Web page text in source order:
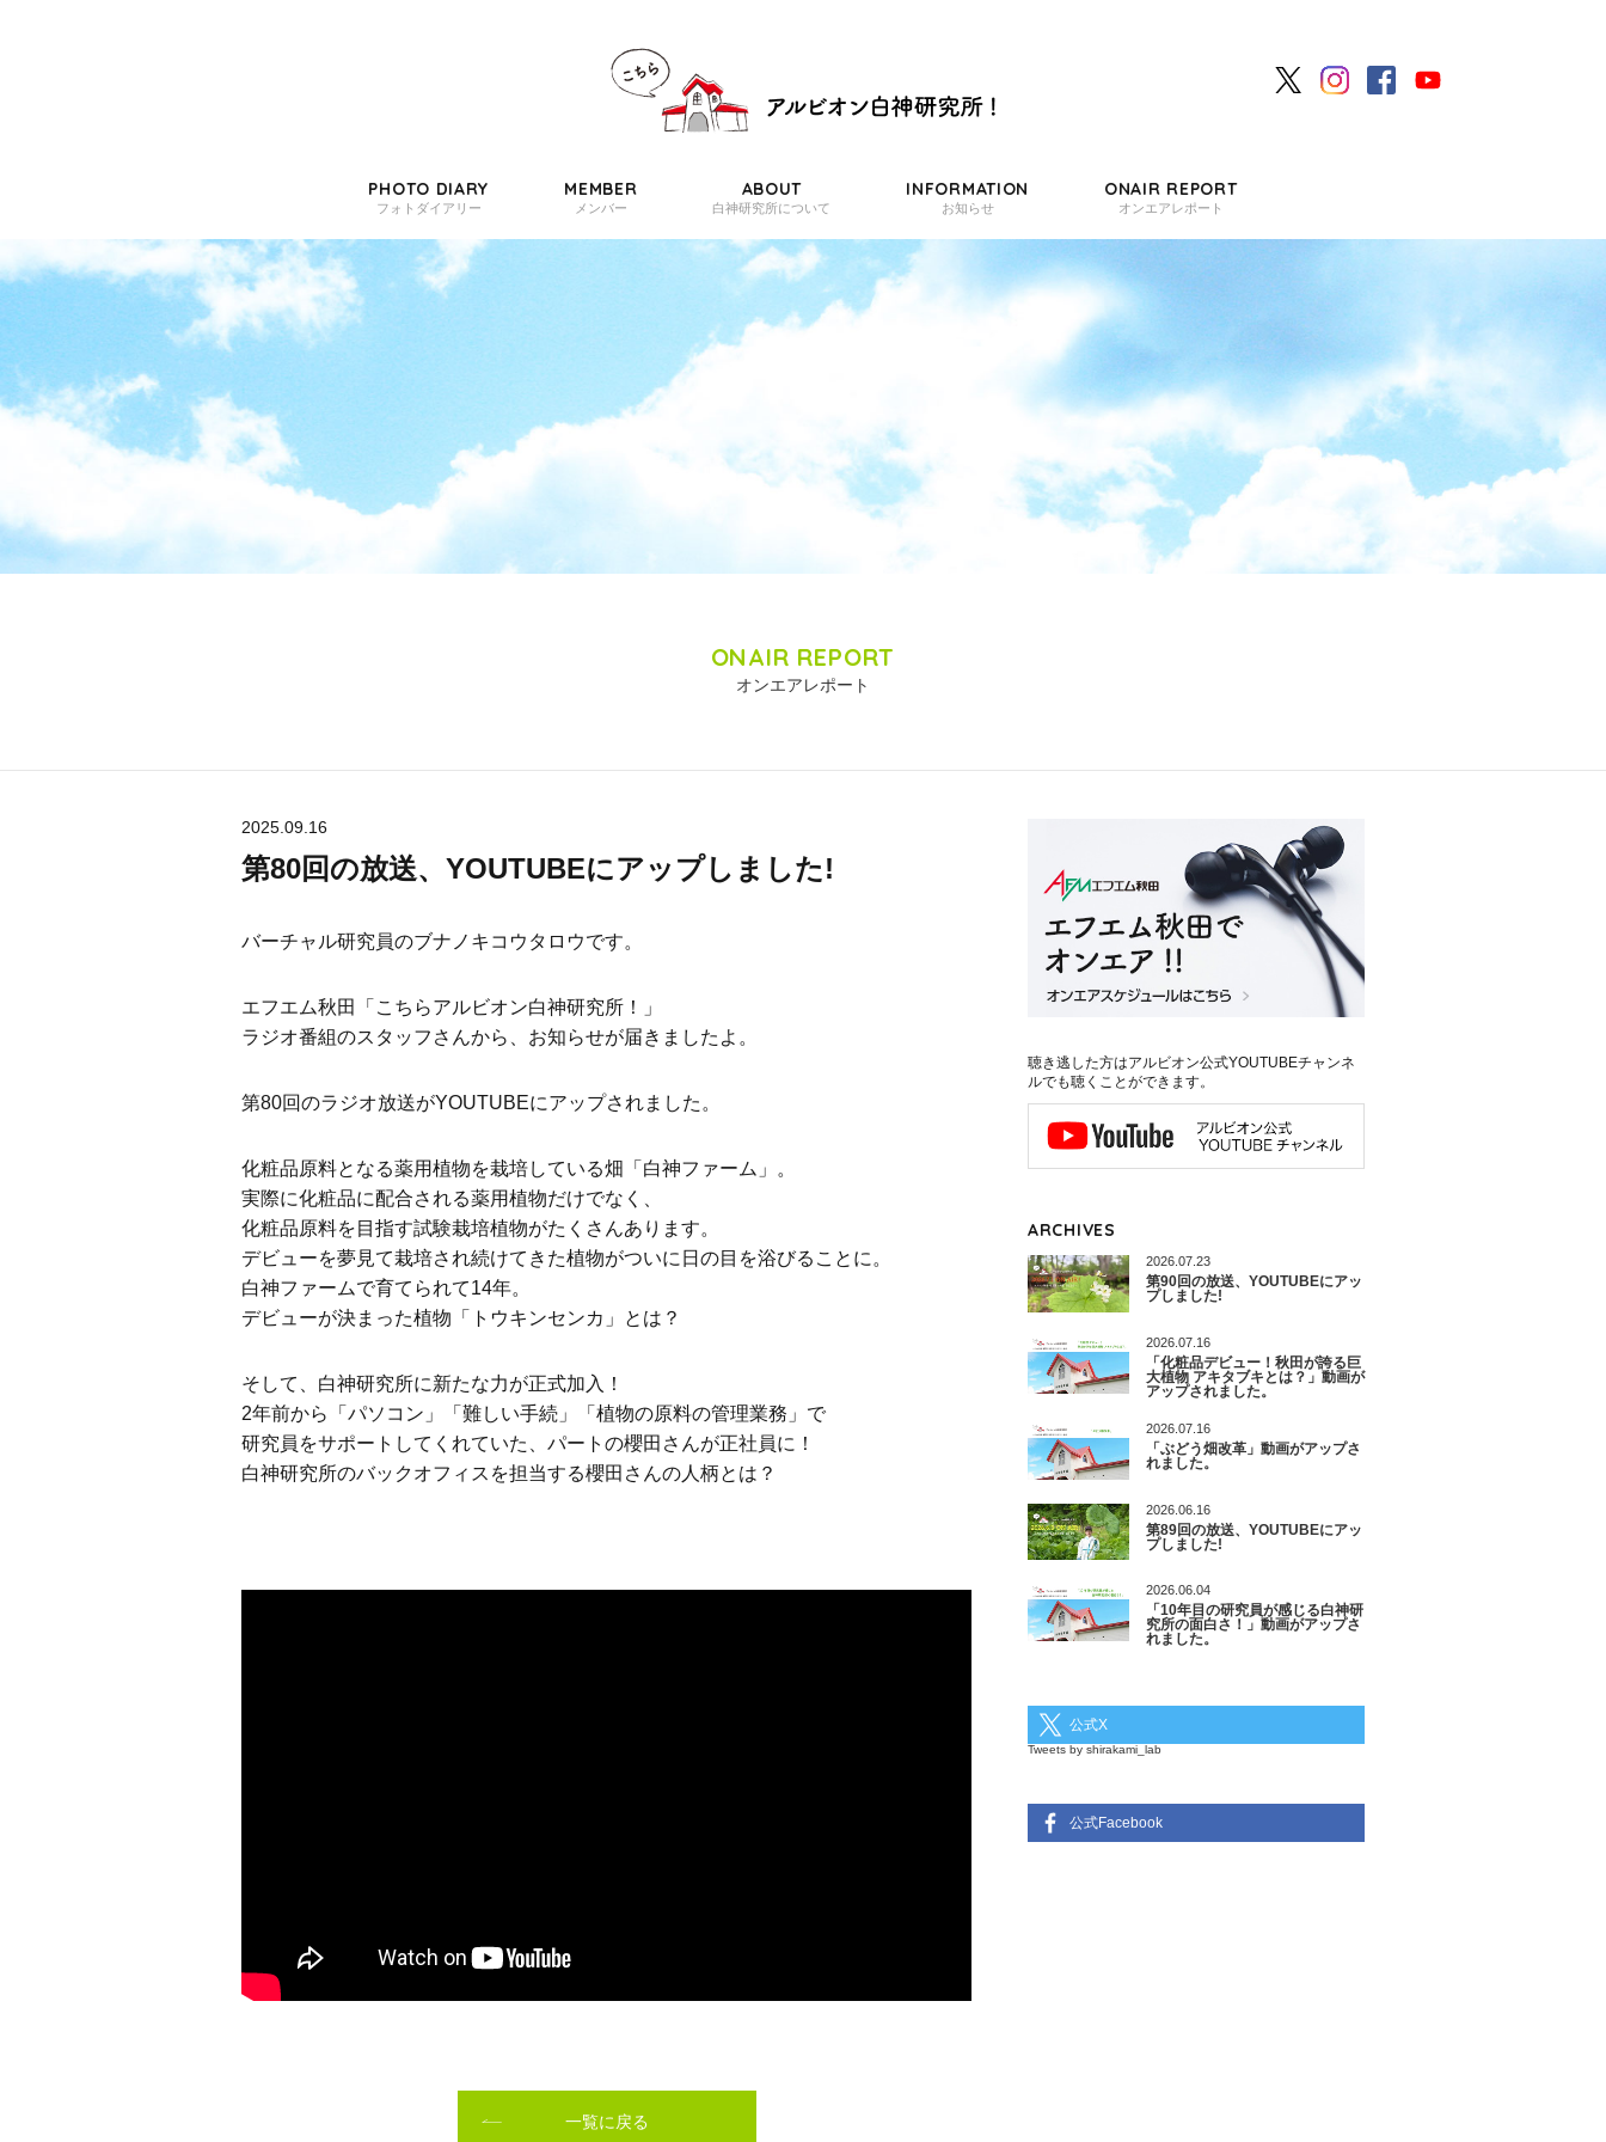
PHOTO DIARY
フォトダイアリー
MEMBER
メンバー
ABOUT
白神研究所について
INFORMATION
お知らせ
ONAIR REPORT
オンエアレポート
ONAIR REPORT
オンエアレポート
2025.09.16
第80回の放送、YOUTUBEにアップしました!
バーチャル研究員のブナノキコウタロウです。
エフエム秋田「こちらアルビオン白神研究所！」
ラジオ番組のスタッフさんから、お知らせが届きましたよ。
第80回のラジオ放送がYOUTUBEにアップされました。
化粧品原料となる薬用植物を栽培している畑「白神ファーム」。
実際に化粧品に配合される薬用植物だけでなく、
化粧品原料を目指す試験栽培植物がたくさんあります。
デビューを夢見て栽培され続けてきた植物がついに日の目を浴びることに。
白神ファームで育てられて14年。
デビューが決まった植物「トウキンセンカ」とは？
そして、白神研究所に新たな力が正式加入！
2年前から「パソコン」「難しい手続」「植物の原料の管理業務」で
研究員をサポートしてくれていた、パートの櫻田さんが正社員に！
白神研究所のバックオフィスを担当する櫻田さんの人柄とは？
一覧に戻る
聴き逃した方はアルビオン公式YOUTUBEチャンネ
ルでも聴くことができます。
ARCHIVES
2026.07.23
第90回の放送、YOUTUBEにアッ
プしました!
2026.07.16
「化粧品デビュー！秋田が誇る巨
大植物 アキタブキとは？」動画が
アップされました。
2026.07.16
「ぶどう畑改革」動画がアップさ
れました。
2026.06.16
第89回の放送、YOUTUBEにアッ
プしました!
2026.06.04
「10年目の研究員が感じる白神研
究所の面白さ！」動画がアップさ
れました。
公式X
Tweets by shirakami_lab
公式Facebook